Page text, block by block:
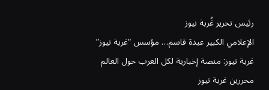
رئيس تحرير غُربة نيوز
الإعلامي الكبير عبدة قاسم… مؤسس “غربة نيوز”
غربة نيوز: منصة إخبارية لكل العرب حول العالم
محررين غربة نيوز